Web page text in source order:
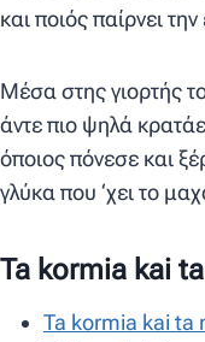
και ποιός παίρνει
Μέσα στης γιορτής
άντε πιο ψηλά
όποιος πόνεσε και
γλύκα που ‘χει το
Ta kormia kai
Ta kormia kai ta